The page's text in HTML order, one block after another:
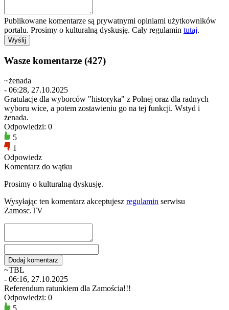
Publikowane komentarze są prywatnymi opiniami użytkowników
portalu. Prosimy o kulturalną dyskusję. Cały regulamin tutaj.
Wasze komentarze (427)
~żenada
- 06:28, 27.10.2025
Gratulacje dla wyborców "historyka" z Polnej oraz dla radnych
wyboru wice, a potem zostawieniu go na tej funkcji. Wstyd i
żenada.
Odpowiedzi: 0
5
1
Odpowiedz
Komentarz do wątku
Prosimy o kulturalną dyskusję.
Wysyłając ten komentarz akceptujesz regulamin serwisu
Zamosc.TV
~TBL
- 06:16, 27.10.2025
Referendum ratunkiem dla Zamościa!!!
Odpowiedzi: 0
5